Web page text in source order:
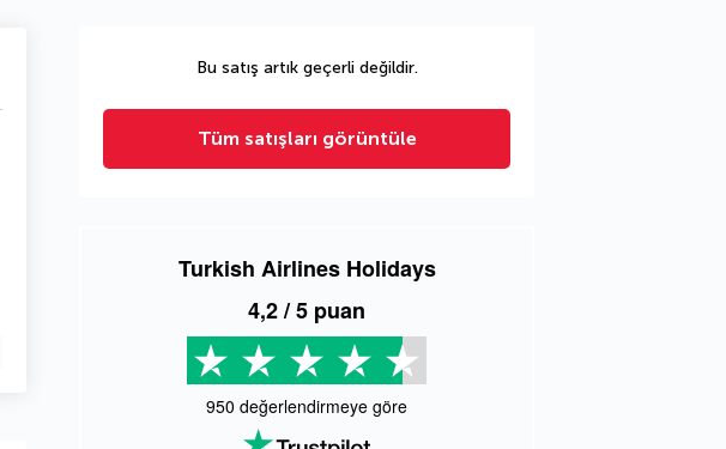
Bu satış artık geçerli değildir.
Tüm satışları görüntüle
Turkish Airlines Holidays
4,2/ 5 puan
950 değerlendirmeye göre